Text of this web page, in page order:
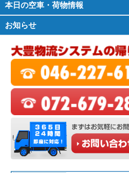
本日の空車・荷物情報
お知らせ